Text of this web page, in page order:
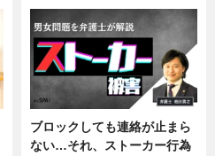
ブロックしても連絡が止まら
ない…それ、ストーカー行為